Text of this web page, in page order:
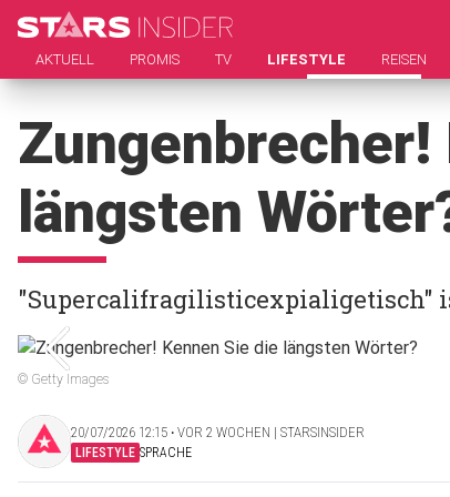
AKTUELL PROMIS TV LIFESTYLE REISEN
Zungenbrecher!
längsten
"Supercalifragilisticexpialigetisch"
© Getty Images
20/07/2026 12:15 ‧ VOR 2 WOCHEN | STARSINSIDER
LIFESTYLE SPRACHE